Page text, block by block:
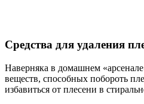
Средства для удаления
Наверняка в домашнем
веществ, способных побороть
избавиться от плесени в